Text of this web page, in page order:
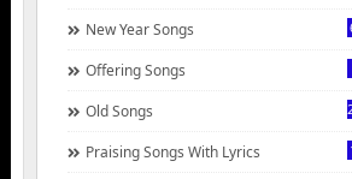
New Year Songs
Offering Songs
Old Songs
Praising Songs With Lyrics